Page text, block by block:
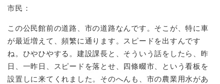
市民：
この公民館前の道路、市の道路なんです。そこが、特に車
が最近増えて、頻繁に通ります。スピードを出すんです
ね。ひやひやする。建設課長と、そういう話をしたら、昨
日、一昨日、スピードを落とせ、四條畷市、という看板を
設置しに来てくれました。そのへんも、市の農業用水があ